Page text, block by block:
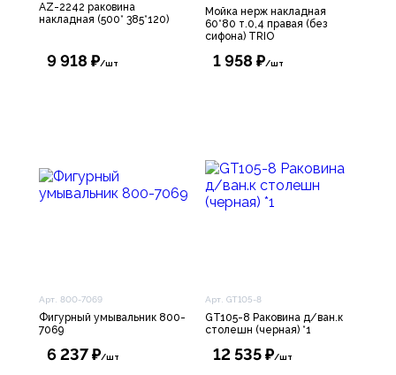
AZ-2242 раковина
накладная (500* 385*120)
9 918 ₽/шт
Мойка нерж накладная
60*80 т.0,4 правая (без
сифона) TRIO
1 958 ₽/шт
Арт. 800-7069
Фигурный умывальник 800-
7069
6 237 ₽/шт
Арт. GT105-8
GT105-8 Раковина д/ван.к
столешн (черная) *1
12 535 ₽/шт